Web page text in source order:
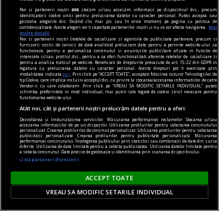
disponibile la Snick Ambalaje
Acest concept este unul care reușește să atragă
mulți clienți, consumatori totodată.
Relicve, ustensile
Noi și partenerii noștri606 stocăm și/sau accesăm informații pe dispozitivul dvs., precum
identificatorii cookie unici pentru prelucrarea datelor cu caracter personal. Puteți accepta sau
gestiona alegerile dvs. făcând clic mai jos sau în orice moment, pe pagina cu politica de
confidențialitate. Aceste alegeri vor fi raportate partenerilor noștri și nu vă vor afecta navigarea.
Mai
multe detalii
Noi si partenerii nostri (retelele de socializare si agentiile de publicitate partenere, precum si
furnizorii nostri de servicii de date analitice) prelucram date pentru a permite website-ului sa
functioneze, pentru a personaliza continutul si anunturile publicitare afisate in functie de
interesele si/sau profilul dvs., pentru a va oferi functionalitati aferente retelelor de socializare si
pentru a analiza traficul pe website. Beneficiati de drepturile prevazute de art. 15-22 din GDPR in
legatura cu prelucrarea datelor cu caracter personal. Aceste drepturi pot fi exercitate prin
modalitatea indicataaici
. Prin click pe “ACCEPT TOATE”, acceptati folosirea tuturor Tehnologiilor de
tip Cookie, care implica inclusiv acceptul dvs. cu privire la stocarea/accesarea informatiilor de catre
Vendor-ii cu care colaboram. Prin click pe “VREAU SA MODIFIC SETARILE INDIVIDUAL” puteti
schimba preferintele in mod individual, mai putin cele legate de cookie strict necesare pentru
functionarea website-ului.
Atât noi, cât și partenerii noștri prelucrăm datele pentru a oferi:
Dezvoltarea și îmbunătățirea serviciilor. Măsurarea performanței reclamelor. Stocarea și/sau
accesarea informațiilor de pe un dispozitiv. Utilizarea profilurilor pentru selectarea conținutului
personalizat. Crearea profilurilor de conținut personalizat. Utilizarea profilurilor pentru selectarea
publicității personalizate. Crearea profilurilor pentru publicitate personalizată. Măsurarea
performanței conținutului. Înțelegerea publicului prin statistici sau combinații de date din surse
diferite. Utilizarea de date limitate pentru a selecta publicitatea. Utilizarea datelor limitate pentru
a selecta conținutul. Date precise de geolocație și identificarea prin scanarea dispozitivului.
Listă parteneri (furnizori)
ACCEPT TOATE
VREAU SA MODIFIC SETARILE INDIVIDUAL